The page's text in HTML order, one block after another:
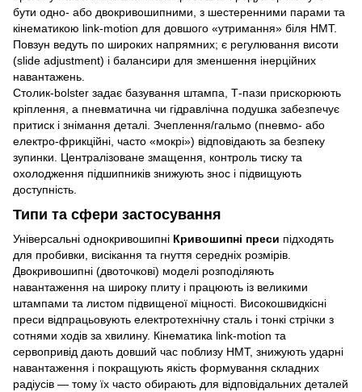
бути одно- або двокривошипними, з шестеренними парами та
кінематикою link-motion для довшого «утримання» біля НМТ.
Повзун ведуть по широких напрямних; є регулювання висоти
(slide adjustment) і балансири для зменшення інерційних
навантажень.
Столик-bolster задає базування штампа, Т-пази прискорюють
кріплення, а пневматична чи гідравлічна подушка забезпечує
притиск і знімання деталі. Зчеплення/гальмо (пневмо- або
електро-фрикційні, часто «мокрі») відповідають за безпеку
зупинки. Централізоване змащення, контроль тиску та
охолодження підшипників знижують знос і підвищують
доступність.
Типи та сфери застосування
Універсальні однокривошипні Кривошипні преси підходять
для пробивки, висікання та гнуття середніх розмірів.
Двокривошипні (двоточкові) моделі розподіляють
навантаження на широку плиту і працюють із великими
штампами та листом підвищеної міцності. Високошвидкісні
преси відпрацьовують електротехнічну сталь і тонкі стрічки з
сотнями ходів за хвилину. Кінематика link-motion та
сервопривід дають довший час поблизу НМТ, знижують ударні
навантаження і покращують якість формування складних
радіусів — тому їх часто обирають для відповідальних деталей